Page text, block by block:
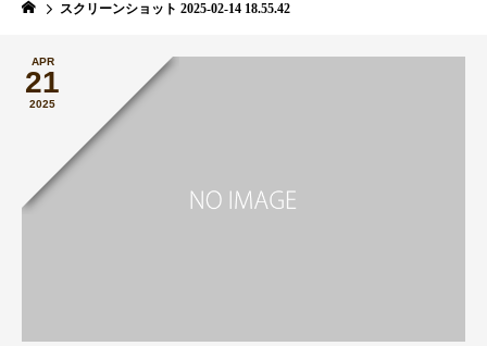
スクリーンショット 2025-02-14 18.55.42
APR
21
2025